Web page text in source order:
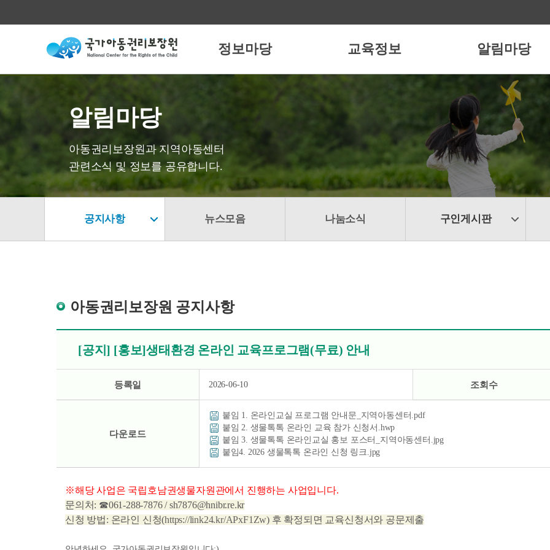
정보마당 교육정보 알림마당
알림마당
아동권리보장원과 지역아동센터
관련소식 및 정보를 공유합니다.
공지사항 뉴스모음 나눔소식 구인게시판
아동권리보장원 공지사항
[공지] [홍보]생태환경 온라인 교육프로그램(무료) 안내
등록일 2026-06-10 조회수
다운로드
붙임 1. 온라인교실 프로그램 안내문_지역아동센터.pdf
붙임 2. 생물톡톡 온라인 교육 참가 신청서.hwp
붙임 3. 생물톡톡 온라인교실 홍보 포스터_지역아동센터.jpg
붙임4. 2026 생물톡톡 온라인 신청 링크.jpg
※해당 사업은 국립호남권생물자원관에서 진행하는 사업입니다.
문의처: ☎061-288-7876 / sh7876@hnibr.re.kr
신청 방법: 온라인 신청(https://link24.kr/APxF1Zw) 후 확정되면 교육신청서와 공문제출